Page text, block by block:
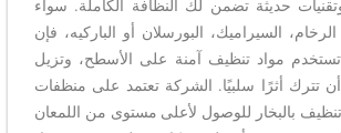
حديثة تضمن لك النظافة الكاملة. سواء
السيراميك، البورسلان أو الباركيه، فإن
مواد تنظيف آمنة على الأسطح، وتزيل
أن تترك أثرًا سلبيًا. الشركة تعتمد على منظفات
تنظيف بالبخار للوصول لأعلى مستوى من اللمعان